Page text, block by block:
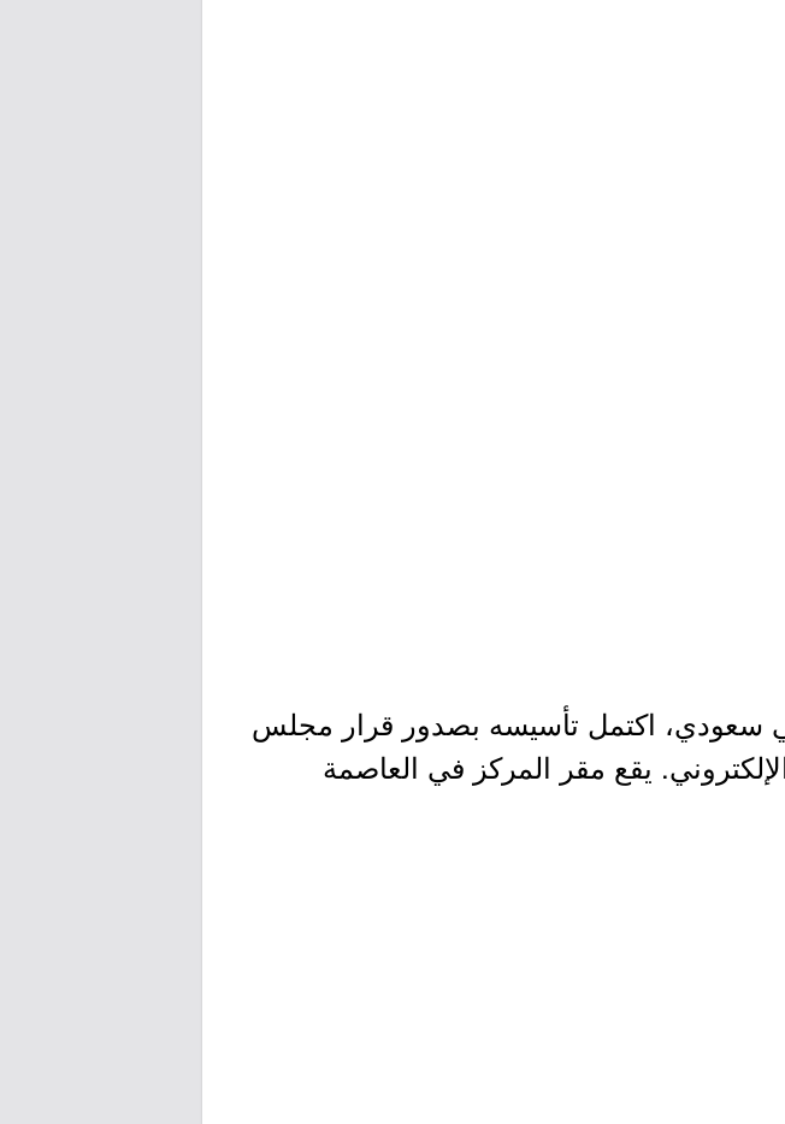
سعودي، اكتمل تأسيسه بصدور قرار مجلس
التعليم الإلكتروني. يقع مقر المركز في العاصمة